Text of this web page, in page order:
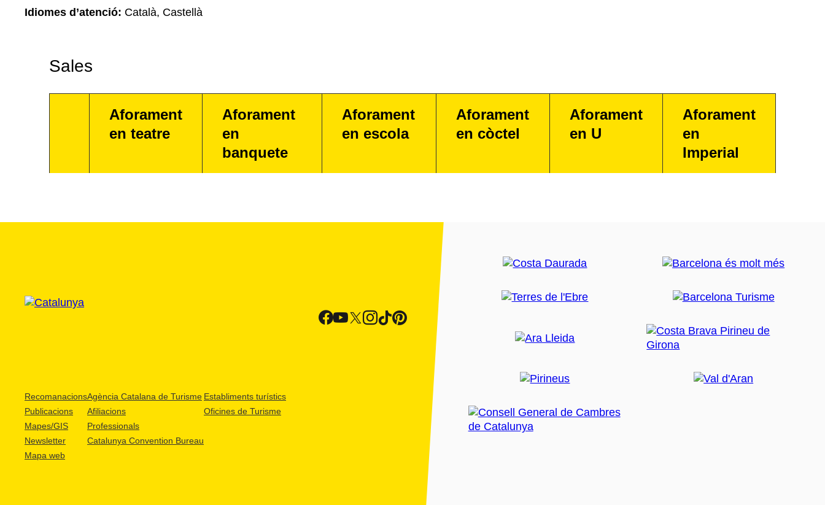
Idiomes d’atenció: Català, Castellà
Sales
Aforament
en teatre
Aforament
en
banquete
Aforament
en escola
Aforament
en còctel
Aforament
en U
Aforament
en
Imperial
Recomanacions
Publicacions
Mapes/GIS
Newsletter
Mapa web
Agència Catalana de Turisme
Afiliacions
Professionals
Catalunya Convention Bureau
Establiments turístics
Oficines de Turisme